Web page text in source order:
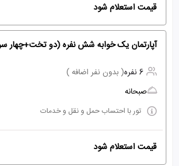
قیمت استعلام شود
آپارتمان یک خوابه شش نفره (دو تخت+چهار
6 نفره
( بدون نفر اضافه )
صبحانه
تور با احتساب حمل و نقل و خدمات
قیمت استعلام شود